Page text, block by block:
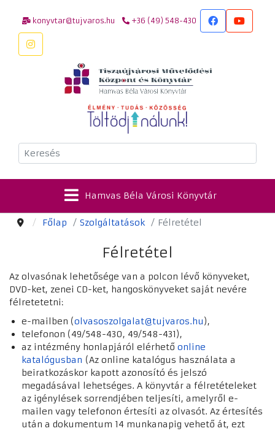
konyvtar@tujvaros.hu +36 (49) 548-430
Keresés
Hamvas Béla Városi Könyvtár
Főlap Szolgáltatások Félretétel
Félretétel
Az olvasónak lehetősége van a polcon lévő könyveket,
DVD-ket, zenei CD-ket, hangoskönyveket saját nevére
félretetetni:
e-mailben (olvasoszolgalat@tujvaros.hu ),
telefonon (49/548-430, 49/548-431),
az intézmény honlapjáról elérhető online
katalógusban (Az online katalógus használata a
beiratkozáskor kapott azonosító és jelszó
megadásával lehetséges. A könyvtár a félretételeket
az igénylések sorrendjében teljesíti, amelyről e-
mailen vagy telefonon értesíti az olvasót. Az értesítés
után a dokumentum 14 munkanapig vehető át, ezt